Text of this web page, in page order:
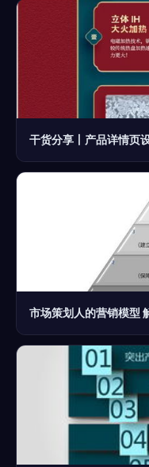
干货分享丨产品详情页
市场策划人的营销模型